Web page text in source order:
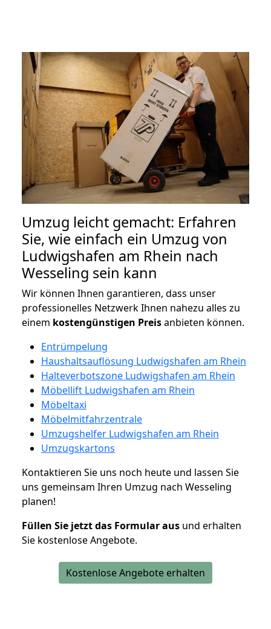
Umzug leicht gemacht: Erfahren
Sie, wie einfach ein Umzug von
Ludwigshafen am Rhein nach
Wesseling sein kann
Wir können Ihnen garantieren, dass unser
professionelles Netzwerk Ihnen nahezu alles zu
einem kostengünstigen Preisanbieten können.
Entrümpelung
Haushaltsauflösung Ludwigshafen am Rhein
Halteverbotszone Ludwigshafen am Rhein
Möbellift Ludwigshafen am Rhein
Möbeltaxi
Möbelmitfahrzentrale
Umzugshelfer Ludwigshafen am Rhein
Umzugskartons
Kontaktieren Sie uns noch heute und lassen Sie
uns gemeinsam Ihren Umzug nach Wesseling
planen!
Füllen Sie jetzt das Formular aus und erhalten
Sie kostenlose Angebote.
Kostenlose Angebote erhalten